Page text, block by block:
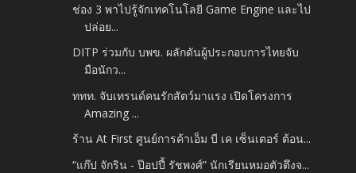
ช่อง 3 พาไปรู้จักเทคโนโลยี Game Engine และไป
ปล่อย...
DITP ร่วมกับ บพข. ผลักดันผู้ประกอบการไทยจับ
มือนักว...
ททท. จับเทรนด์คนรักสัตว์มาแรง เปิดโครงการ
Amazing ...
ร้าน At First ศูนย์การค้าเอ็ม บี เค เซ็นเตอร์ ต้อน...
“แก๊ป จักริน - ป๊อปปี้ รัชพงศ์” นักเรียนหมอตัวตึงจ...